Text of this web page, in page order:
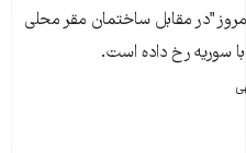
"در مقابل ساختمان مقر محلی
سوريه رخ داده است.